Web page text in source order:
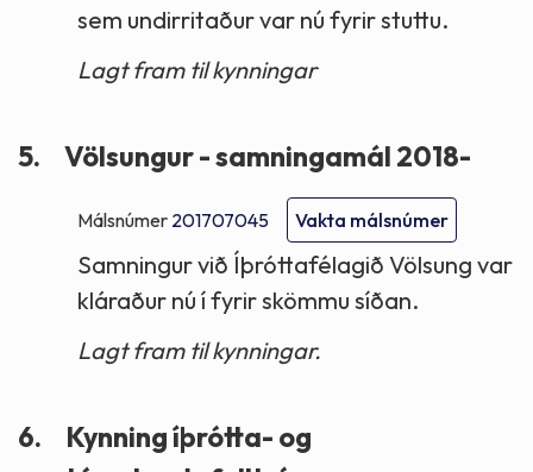
sem undirritaður var nú fyrir stuttu.
Lagt fram til kynningar
5. Völsungur - samningamál 2018-
Málsnúmer 201707045 Vakta málsnúmer
Samningur við Íþróttafélagið Völsung var
kláraður nú í fyrir skömmu síðan.
Lagt fram til kynningar.
6.
Kynning íþrótta- og